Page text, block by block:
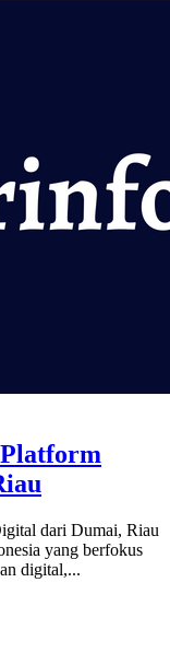
dari Dumai, Riau
yang berfokus
digital,...